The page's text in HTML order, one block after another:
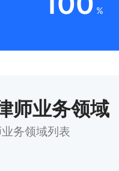
%
师业务领域
务领域列表